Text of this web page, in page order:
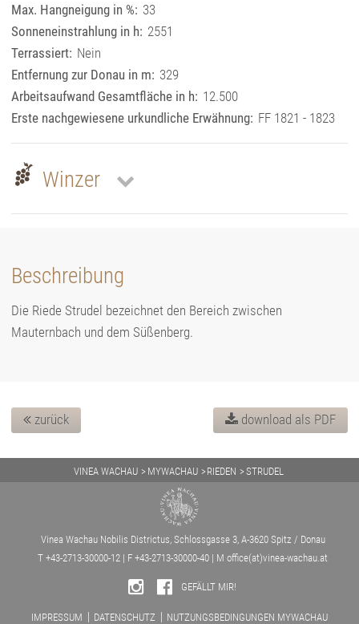
Max. Hangneigung in %: 33
Sonneneinstrahlung in h: 2551
Terrassiert: Nein
Entfernung zur Donau in m: 329
Arbeitsaufwand Gesamtfläche in h: 12.500
Erste nachgewiesene urkundliche Erwähnung: FF 1821 - 1823
Winzer
Beschreibung
Die Riede Strudel bezeichnet den Bereich zwischen
Mauternbach und dem Süßenberg.
download als PDF
zurück
VINEA WACHAU MYWACHAU RIEDEN STRUDEL
Vinea Wachau Nobilis Districtus, Schlossgasse 3, A-3620 Spitz / Donau
T +43-2713-30000-12 | F +43-2713-30000-40 | M office(at)vinea-wachau.at
GEFÄLLT MIR!
IMPRESSUM DATENSCHUTZ NUTZUNGSBEDINGUNGEN MYWACHAU